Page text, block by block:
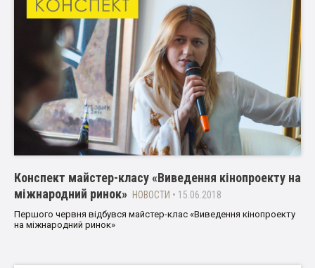
Конспект майстер-класу «Виведення кінопроекту на
міжнародний ринок» НОВОСТИ • 15.06.2018
Першого червня відбувся майстер-клас «Виведення кінопроекту
на міжнародний ринок»